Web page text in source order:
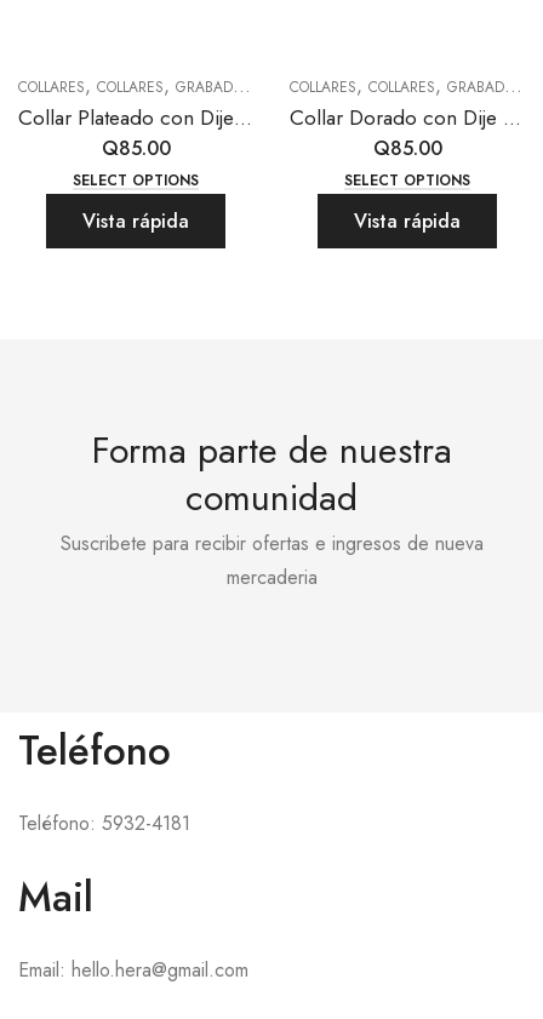
COLLARES, COLLARES, GRABADO LÁSER ,TODAS LAS JOYAS
Collar Plateado con Dije Rectangular Largo para Grabado Láser (50% anticipo)
Q85.00
SELECT OPTIONS
Vista rápida
COLLARES, COLLARES, GRABADO LÁSER
Collar Dorado con Dije Rectangular con Relieve para Grabado Láser (50% anticipo)
Q85.00
SELECT OPTIONS
Vista rápida
Forma parte de nuestra
comunidad
Suscribete para recibir ofertas e ingresos de nueva
mercaderia
Teléfono
Teléfono: 5932-4181
Mail
Email: hello.hera@gmail.com